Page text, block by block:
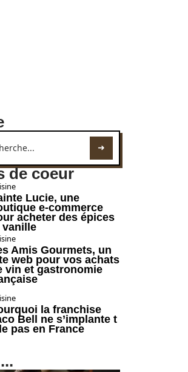
de coeur
Lucie, une
e-commerce
acheter des épices
vanille
Amis Gourmets, un
web pour vos achats
vin et gastronomie
la franchise
Bell ne s’implante t
pas en France